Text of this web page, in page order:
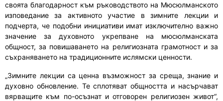
своята благодарност към ръководството на Мюсюлманското
изповедание за активното участие в зимните лекции и
подчерта, че подобни инициативи имат изключително важно
значение за духовното укрепване на мюсюлманската
общност, за повишаването на религиозната грамотност и за
съхраняването на традиционните ислямски ценности.
„Зимните лекции са ценна възможност за среща, знание и
духовно обновление. Те сплотяват общността и насърчават
вярващите към по-осъзнат и отговорен религиозен живот“,